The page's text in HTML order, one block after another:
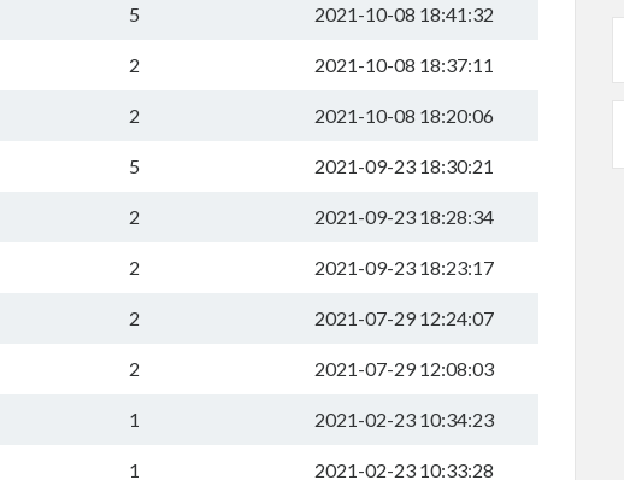
5 2021-10-08 18:41:32
2 2021-10-08 18:37:11
2 2021-10-08 18:20:06
5 2021-09-23 18:30:21
2 2021-09-23 18:28:34
2 2021-09-23 18:23:17
2 2021-07-29 12:24:07
2 2021-07-29 12:08:03
1 2021-02-23 10:34:23
1 2021-02-23 10:33:28